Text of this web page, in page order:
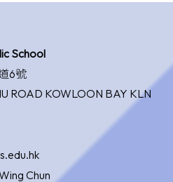
School
6號
ROAD KOWLOON BAY KLN
Chun